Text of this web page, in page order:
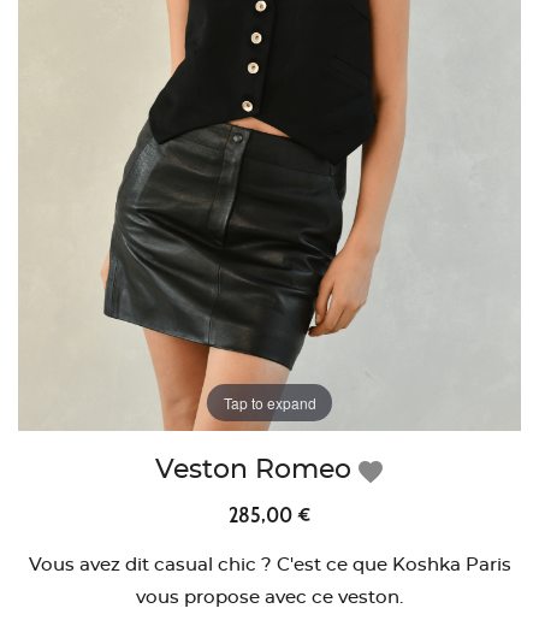
Tap to expand
Veston Romeo favorite
285,00 €
Vous avez dit casual chic ? C'est ce que Koshka Paris
vous propose avec ce veston.